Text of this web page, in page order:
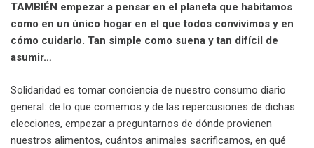
TAMBIÉN empezar a pensar en el planeta que habitamos
como en un único hogar en el que todos convivimos y en
cómo cuidarlo. Tan simple como suena y tan difícil de
asumir…
Solidaridad es tomar conciencia de nuestro consumo diario
general: de lo que comemos y de las repercusiones de dichas
elecciones, empezar a preguntarnos de dónde provienen
nuestros alimentos, cuántos animales sacrificamos, en qué